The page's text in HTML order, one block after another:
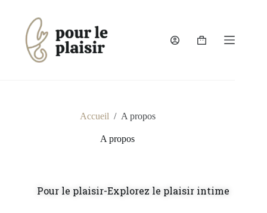
Accueil / A propos
A propos
Pour le plaisir-Explorez le plaisir intime